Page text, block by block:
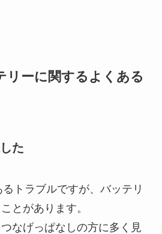
リーに関するよくある
た
トラブルですが、バッテリ
とがあります。
なげっぱなしの方に多く見